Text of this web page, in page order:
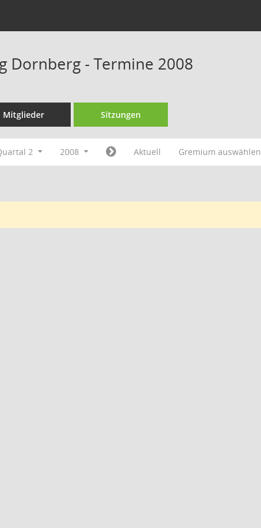
Dornberg - Termine 2008
Mitglieder Sitzungen
2 2008 Aktuell Gremium auswählen